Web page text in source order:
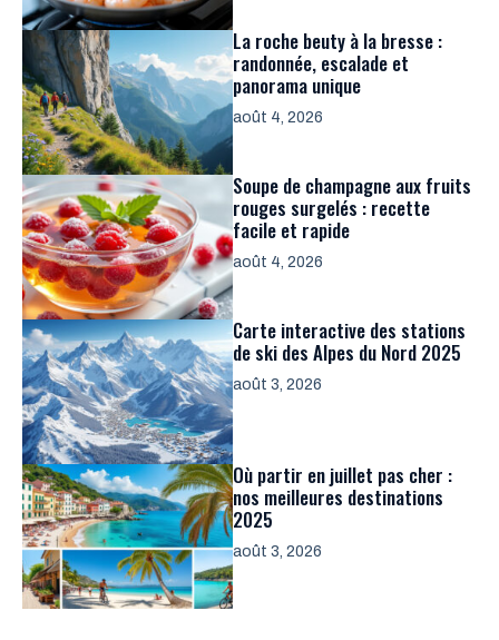
La roche beuty à la bresse :
randonnée, escalade et
panorama unique
août 4, 2026
Soupe de champagne aux fruits
rouges surgelés : recette
facile et rapide
août 4, 2026
Carte interactive des stations
de ski des Alpes du Nord 2025
août 3, 2026
Où partir en juillet pas cher :
nos meilleures destinations
2025
août 3, 2026